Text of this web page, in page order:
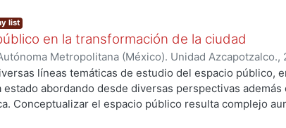
list
en la transformación de la ciudad
Metropolitana (México). Unidad Azcapotzalco.,
Maruja;Petzold Rodríguez, Astrid; Espinosa
Galicia, Sergio
líneas temáticas de estudio del espacio público,
estado abordando desde diversas perspectivas además
Conceptualizar el espacio público resulta complejo